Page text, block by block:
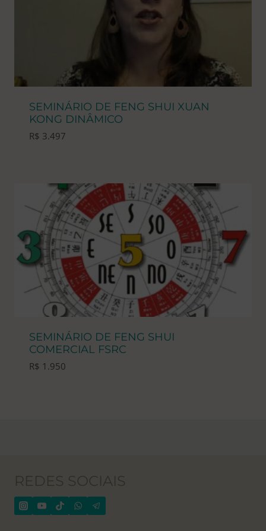
SEMINÁRIO DE FENG SHUI XUAN
KONG DINÂMICO
R$ 3.497
SEMINÁRIO DE FENG SHUI
COMERCIAL FSRC
R$ 1.950
REDES SOCIAIS